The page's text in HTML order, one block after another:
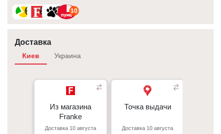
10 10 10 10
Доставка
Киев Украина
Из магазина
Franke
Доставка 10 августа
Из магазина
Franke
Киев, пр. С. Бандеры 23, ТЦ
Точка выдачи
Доставка 10 августа
Точка выдачи
г. Киев пр. Отрадный, 95к